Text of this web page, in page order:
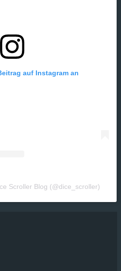
auf Instagram an
Scroller Blog (@dice_scroller)